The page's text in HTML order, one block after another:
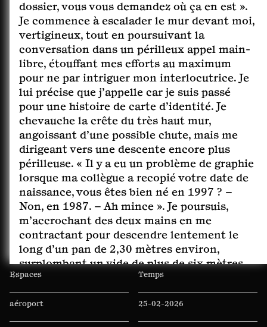
dossier, vous vous demandez où ça en est ».
Je commence à escalader le mur devant moi,
vertigineux, tout en poursuivant la
conversation dans un périlleux appel main-
libre, étouffant mes efforts au maximum
pour ne par intriguer mon interlocutrice. Je
lui précise que j’appelle car je suis passé
pour une histoire de carte d’identité. Je
chevauche la crête du très haut mur,
angoissant d’une possible chute, mais me
dirigeant vers une descente encore plus
périlleuse. « Il y a eu un problème de graphie
lorsque ma collègue a recopié votre date de
naissance, vous êtes bien né en 1997 ? –
Non, en 1987. – Ah mince ». Je poursuis,
m’accrochant des deux mains en me
contractant pour descendre lentement le
long d’un pan de 2,30 mètres environ,
surplombant un vide de plus de six mètres.
Je me dis que ce serait tragi-comique de
tomber et de mourir à cet instant, au
moment même où je parle avec une
employée municipale de mes papiers
Espaces Temps
aéroport 25-02-2026